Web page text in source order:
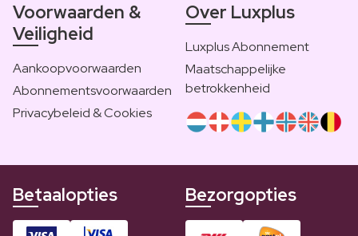
Voorwaarden &
Veiligheid
Aankoopvoorwaarden
Abonnementsvoorwaarden
Privacybeleid & Cookies
Over Luxplus
Luxplus Abonnement
Maatschappelijke
betrokkenheid
Betaalopties Bezorgopties